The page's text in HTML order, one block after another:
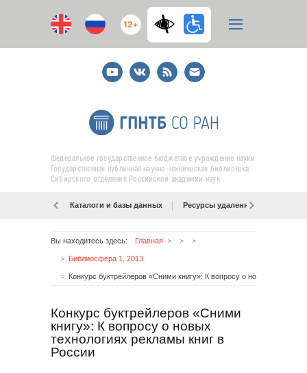
12+
YoutubeВКонтакте
RSS
E-
mail
подписка
Федеральное государственное бюджетное учреждение науки
Государственная публичная научно-техническая библиотека
Сибирского отделения Российской академии наук
Каталоги и базы данных Ресурсы удаленного доступа
Вы находитесь здесь: Главная
Библиосфера 1, 2013
Конкурс буктрейлеров «Сними
книгу»: К вопросу о новых
технологиях рекламы книг в
России